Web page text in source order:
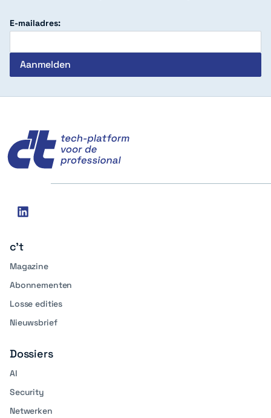
E-mailadres:
Social
linkedin
c't
Magazine
Abonnementen
Losse edities
Nieuwsbrief
Dossiers
AI
Security
Netwerken